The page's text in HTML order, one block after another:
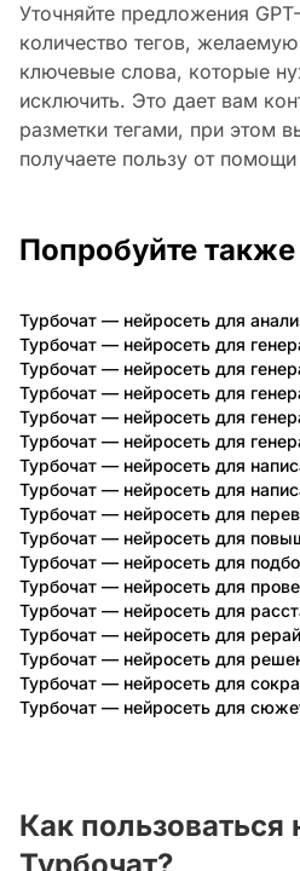
Уточняйте предложения
количество тегов,
ключевые слова, которые
исключить. Это дает вам
разметки тегами, при этом
получаете пользу от
Попробуйте также
Турбочат — нейросеть для
Турбочат — нейросеть для
Турбочат — нейросеть для
Турбочат — нейросеть для
Турбочат — нейросеть для
Турбочат — нейросеть для
Турбочат — нейросеть для
Турбочат — нейросеть для
Турбочат — нейросеть для
Турбочат — нейросеть для
текста
Турбочат — нейросеть для
Турбочат — нейросеть для
Турбочат — нейросеть для
Турбочат — нейросеть для
Турбочат — нейросеть для
Турбочат — нейросеть для
Турбочат — нейросеть для
Как пользоваться